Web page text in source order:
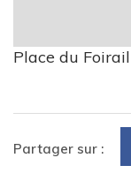
Place du
Partager sur :